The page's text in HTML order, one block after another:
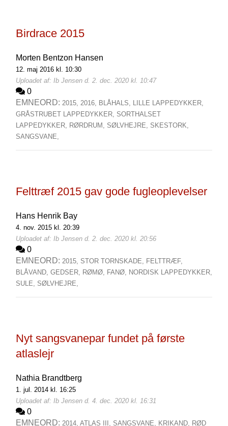
Birdrace 2015
Morten Bentzon Hansen
12. maj 2016 kl. 10:30
Uploadet af: Ib Jensen d. 2. dec. 2020 kl. 10:47
0
EMNEORD: 2015, 2016, BLÅHALS, LILLE LAPPEDYKKER,
GRÅSTRUBET LAPPEDYKKER, SORTHALSET
LAPPEDYKKER, RØRDRUM, SØLVHEJRE, SKESTORK,
SANGSVANE,
Felttræf 2015 gav gode fugleoplevelser
Hans Henrik Bay
4. nov. 2015 kl. 20:39
Uploadet af: Ib Jensen d. 2. dec. 2020 kl. 20:56
0
EMNEORD: 2015, STOR TORNSKADE, FELTTRÆF,
BLÅVAND, GEDSER, RØMØ, FANØ, NORDISK LAPPEDYKKER,
SULE, SØLVHEJRE,
Nyt sangsvanepar fundet på første
atlaslejr
Nathia Brandtberg
1. jul. 2014 kl. 16:25
Uploadet af: Ib Jensen d. 4. dec. 2020 kl. 16:31
0
EMNEORD: 2014, ATLAS III, SANGSVANE, KRIKAND, RØD